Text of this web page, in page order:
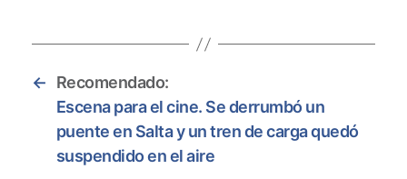
←
Recomendado:
Escena para el cine. Se derrumbó un
puente en Salta y un tren de carga quedó
suspendido en el aire